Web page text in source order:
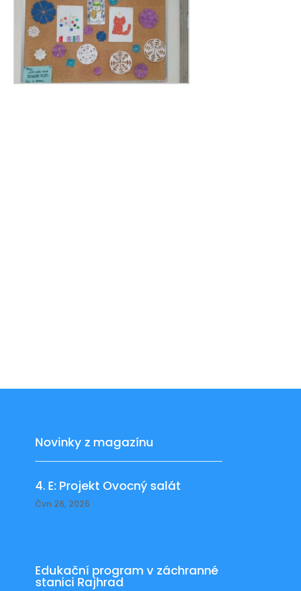
Novinky z magazínu
4. E: Projekt Ovocný salát
Čvn 26, 2026
Edukační program v záchranné
stanici Rajhrad